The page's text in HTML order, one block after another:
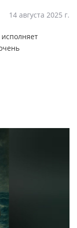
14 августа 2025 г.